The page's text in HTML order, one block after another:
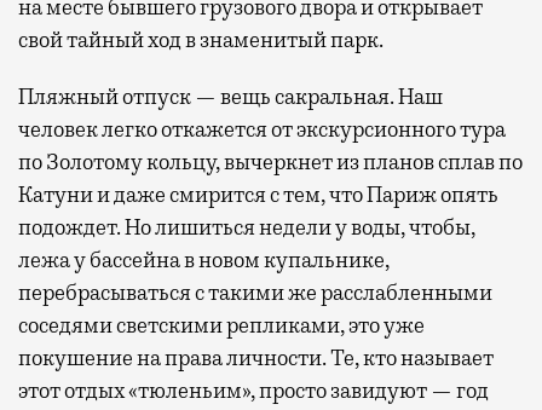
на месте бывшего грузового двора и открывает
свой тайный ход в знаменитый парк.
Пляжный отпуск — вещь сакральная. Наш
человек легко откажется от экскурсионного тура
по Золотому кольцу, вычеркнет из планов сплав по
Катуни и даже смирится с тем, что Париж опять
подождет. Но лишиться недели у воды, чтобы,
лежа у бассейна в новом купальнике,
перебрасываться с такими же расслабленными
соседями светскими репликами, это уже
покушение на права личности. Те, кто называет
этот отдых «тюленьим», просто завидуют — год